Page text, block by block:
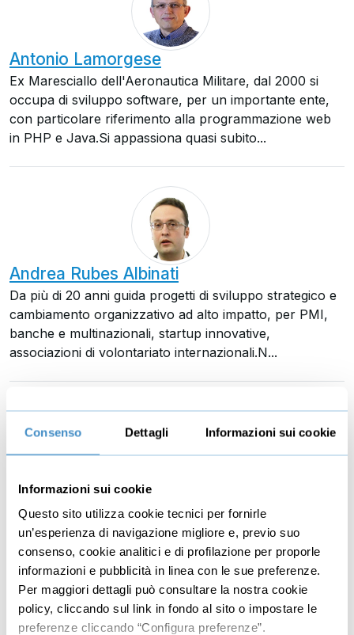
Consenso Dettagli Informazioni sui cookie
Informazioni sui cookie
Questo sito utilizza cookie tecnici per fornirle
un’esperienza di navigazione migliore e, previo suo
consenso, cookie analitici e di profilazione per proporle
informazioni e pubblicità in linea con le sue preferenze.
Per maggiori dettagli può consultare la nostra cookie
policy, cliccando sul link in fondo al sito o impostare le
preferenze cliccando “Configura preferenze”.
Antonio Lamorgese
Ex Maresciallo dell'Aeronautica Militare, dal 2000 si
occupa di sviluppo software, per un importante ente,
con particolare riferimento alla programmazione web
in PHP e Java.Si appassiona quasi subito...
Andrea Rubes Albinati
Da più di 20 anni guida progetti di sviluppo strategico e
cambiamento organizzativo ad alto impatto, per PMI,
banche e multinazionali, startup innovative,
associazioni di volontariato internazionali.N...
Giuliano De Danieli
Oltre € 10milioni di servizi venduti personalmente, oltre
12.000 ore di esperienza SUL CAMPO, Giuliano De
Danieli è imprenditore e direttore Commerciale presso
Prima Posizione S.R.L., azienda tra le p...